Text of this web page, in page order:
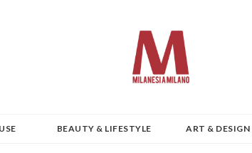
BEAUTY & LIFESTYLE ART & DESIGN